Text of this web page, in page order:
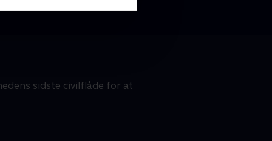
sidste civilflåde for at